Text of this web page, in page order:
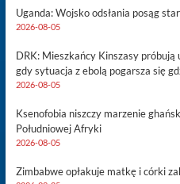
Uganda: Wojsko odsłania posąg
2026-08-05
DRK: Mieszkańcy Kinszasy próbują
gdy sytuacja z ebolą pogarsza się
2026-08-05
Ksenofobia niszczy marzenie
Południowej Afryki
2026-08-05
Zimbabwe opłakuje matkę i córki